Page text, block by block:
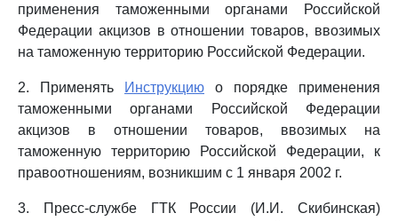
применения таможенными органами Российской
Федерации акцизов в отношении товаров, ввозимых
на таможенную территорию Российской Федерации.
2. Применять Инструкцию о порядке применения
таможенными органами Российской Федерации
акцизов в отношении товаров, ввозимых на
таможенную территорию Российской Федерации, к
правоотношениям, возникшим с 1 января 2002 г.
3. Пресс-службе ГТК России (И.И. Скибинская)